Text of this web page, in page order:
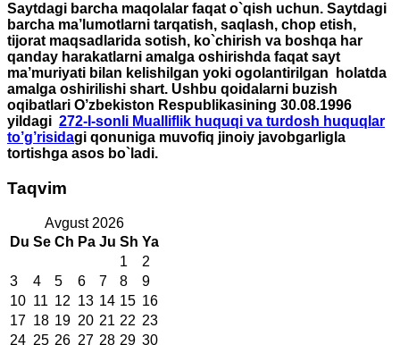
Saytdagi barcha maqolalar faqat o`qish uchun. Saytdagi
barcha ma’lumotlarni tarqatish, saqlash, chop etish,
tijorat maqsadlarida sotish, ko`chirish va boshqa har
qanday harakatlarni amalga oshirishda faqat sayt
ma’muriyati bilan kelishilgan yoki ogolantirilgan holatda
amalga oshirilishi shart. Ushbu qoidalarni buzish
oqibatlari O’zbekiston Respublikasining 30.08.1996
yildagi 272-I-sonli Mualliflik huquqi va turdosh huquqlar
to’g’risidagi qonuniga muvofiq jinoiy javobgarligla
tortishga asos bo`ladi.
Taqvim
Avgust 2026
Du Se Ch Pa Ju Sh Ya
1
2
3
4 5 6 7 8
9
10 11 12 13 14 15 16
17 18 19 20 21 22 23
24 25 26 27 28 29 30